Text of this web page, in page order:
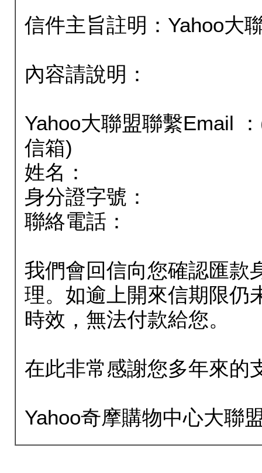
信件主旨註明：Yahoo大
內容請說明：
Yahoo大聯盟聯繫Email
信箱)
姓名：
身分證字號：
聯絡電話：
我們會回信向您確認匯款
理。如逾上開來信期限仍
時效，無法付款給您。
在此非常感謝您多年來的
Yahoo奇摩購物中心大